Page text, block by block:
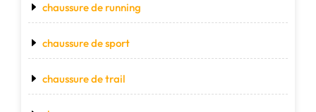
chaussure de running
chaussure de sport
chaussure de trail